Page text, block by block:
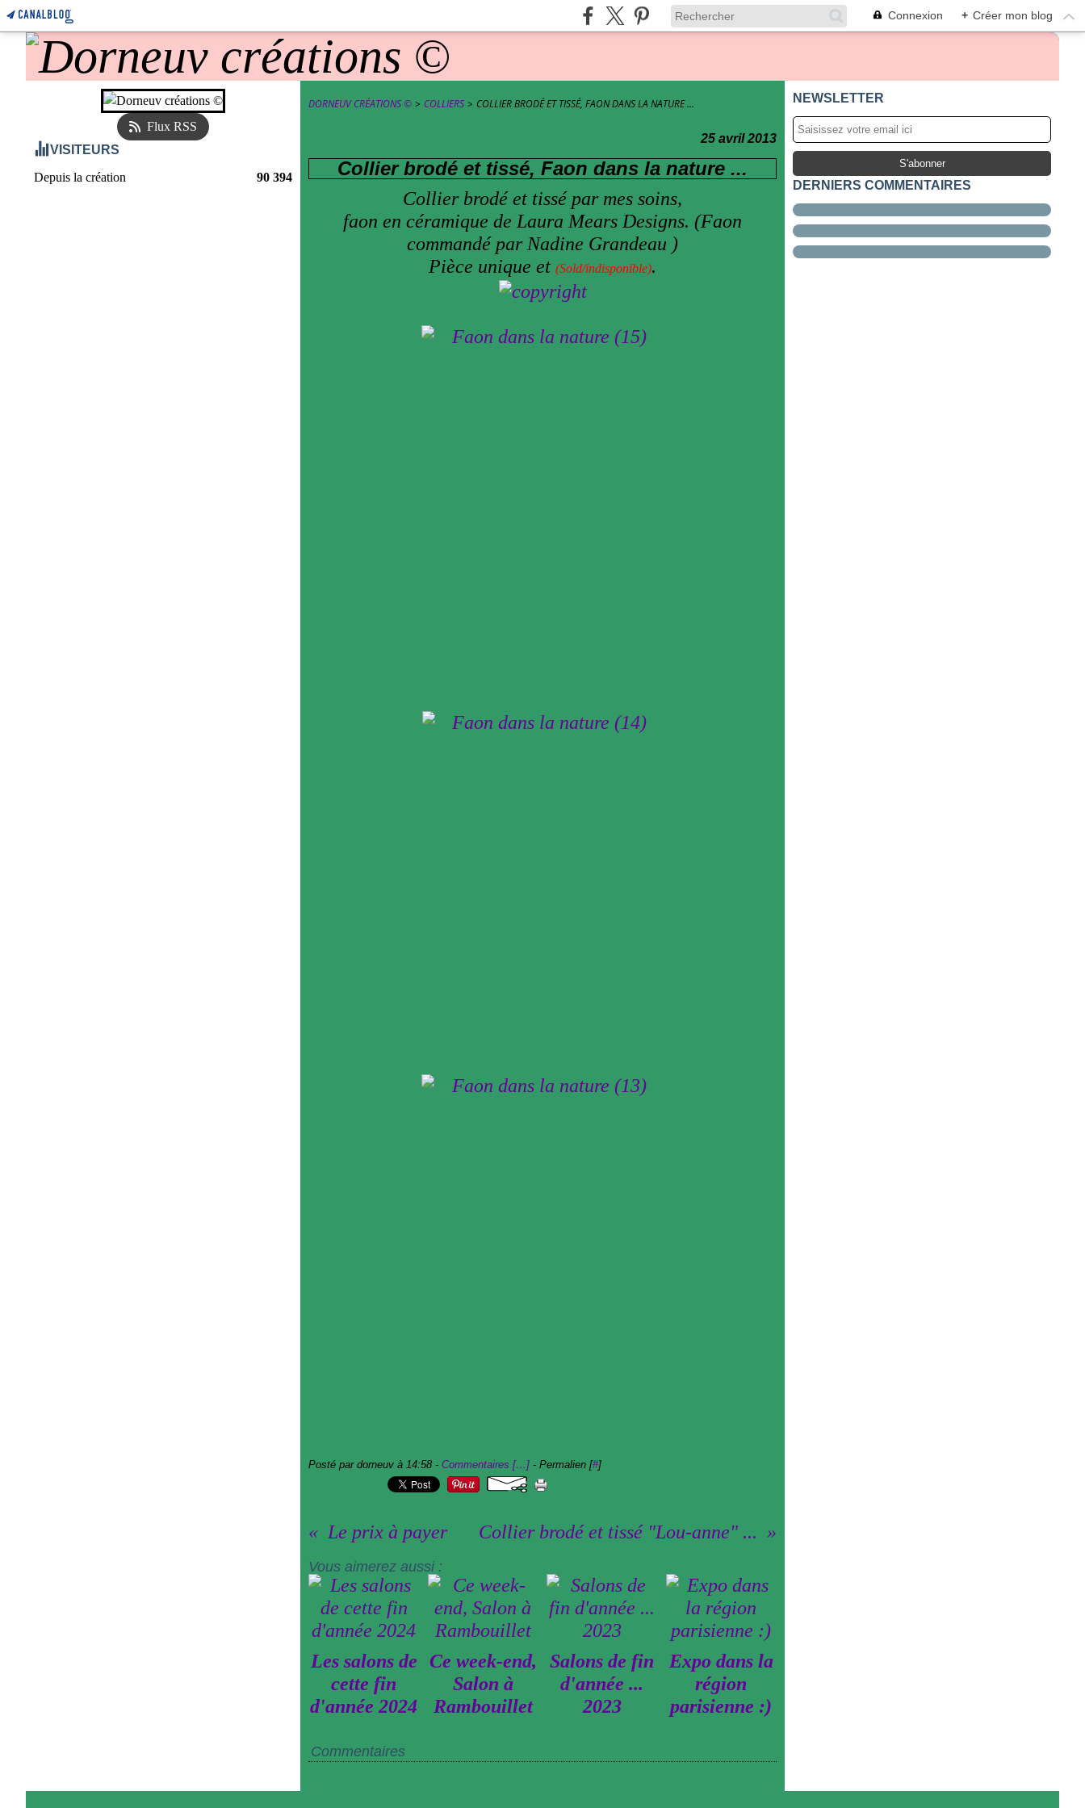
Connexion + Créer mon blog
Flux RSS
VISITEURS
Depuis la création
90 394
DORNEUV CRÉATIONS © > COLLIERS > COLLIER BRODÉ ET TISSÉ, FAON DANS LA NATURE ...
25 avril 2013
Collier brodé et tissé, Faon dans la nature ...
Collier brodé et tissé par mes soins,
faon en céramique de Laura Mears Designs. (Faon
commandé par Nadine Grandeau )
Pièce unique et (Sold/indisponible).
Posté par dorneuv à 14:58 - Commentaires [… ] - Permalien [#]
Le prix à payer Collier brodé et tissé "Lou-anne" ...
Vous aimerez aussi :
Les salons de
cette fin
d'année 2024
Ce week-end,
Salon à
Rambouillet
Salons de fin
d'année ...
2023
Expo dans la
région
parisienne :)
Commentaires
NEWSLETTER
DERNIERS COMMENTAIRES